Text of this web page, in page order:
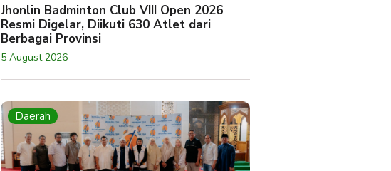
Jhonlin Badminton Club VIII Open 2026
Resmi Digelar, Diikuti 630 Atlet dari
Berbagai Provinsi
5 August 2026
Daerah